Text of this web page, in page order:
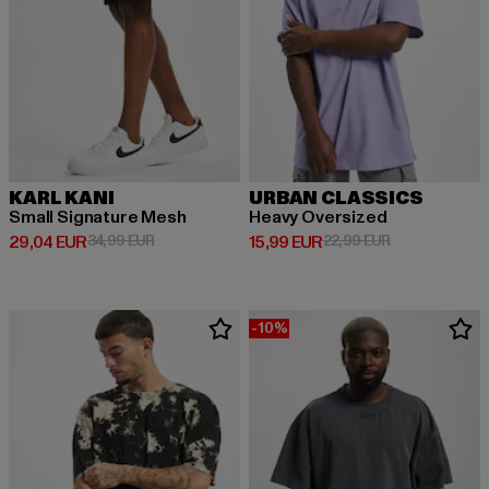
KARL KANI
Small Signature Mesh
29,04 EUR
Derzeitiger Preis: 29,04 EUR
34,99 EURAktionspreis: 34,99 EUR
URBAN CLASSICS
Heavy Oversized
15,99 EUR
Derzeitiger Preis: 15,99 EUR
22,99 EURAktionspreis:
-10%